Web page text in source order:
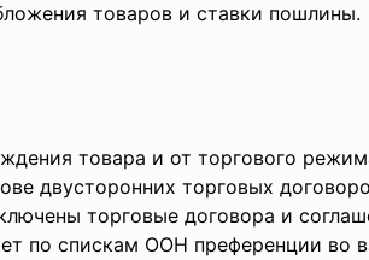
товаров и ставки пошлины.
товара и от торгового
двусторонних торговых
торговые договора и
по спискам ООН преференции во